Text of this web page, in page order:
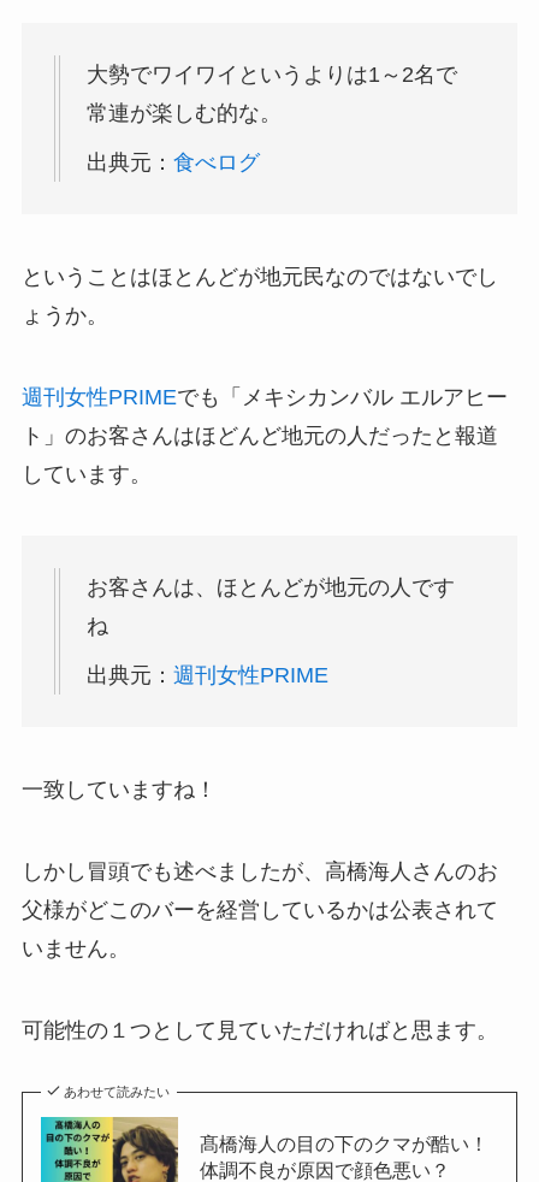
大勢でワイワイというよりは1～2名で
常連が楽しむ的な。
出典元： 食べログ
ということはほとんどが地元民なのではないでし
ょうか。
週刊女性PRIMEでも「メキシカンバル エルアヒー
ト」のお客さんはほどんど地元の人だったと報道
しています。
お客さんは、ほとんどが地元の人です
ね
出典元： 週刊女性PRIME
一致していますね！
しかし冒頭でも述べましたが、高橋海人さんのお
父様がどこのバーを経営しているかは公表されて
いません。
可能性の１つとして見ていただければと思ます。
あわせて読みたい
髙橋海人の目の下のクマが酷い！
体調不良が原因で顔色悪い？